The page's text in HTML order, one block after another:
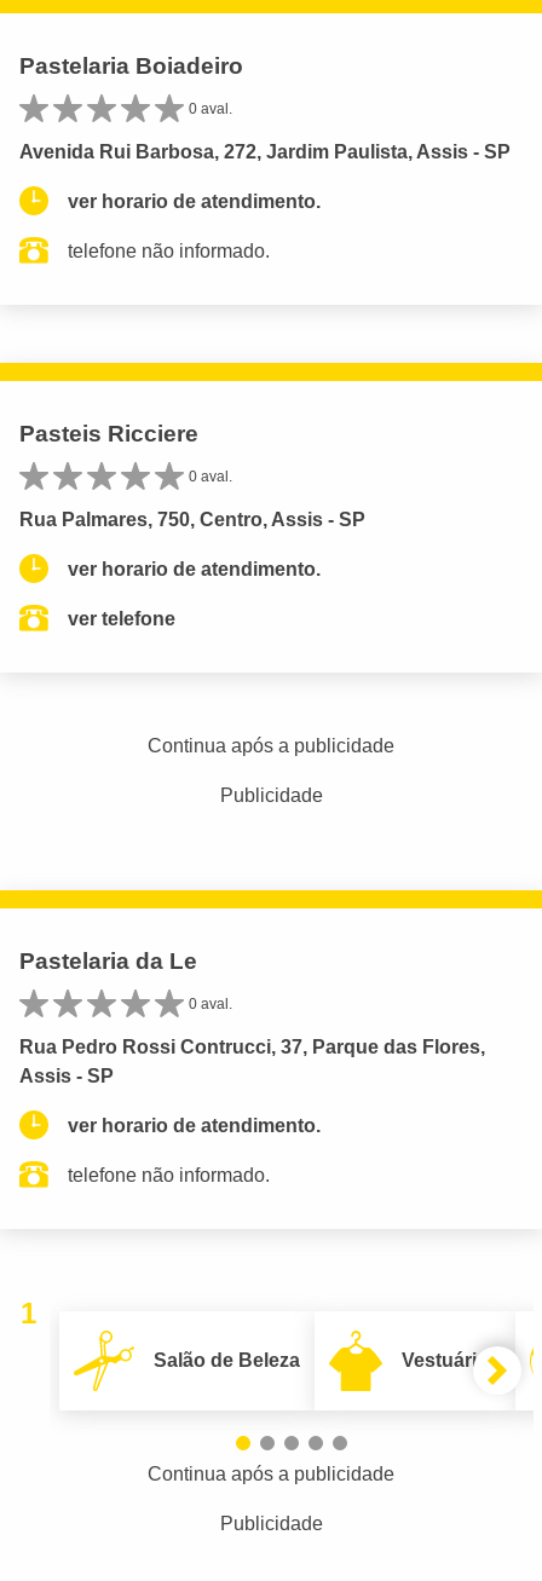
Pastelaria Boiadeiro
0 aval.
Avenida Rui Barbosa, 272, Jardim Paulista, Assis - SP
ver horario de atendimento.
telefone não informado.
Pasteis Ricciere
0 aval.
Rua Palmares, 750, Centro, Assis - SP
ver horario de atendimento.
ver telefone
Continua após a publicidade
Publicidade
Pastelaria da Le
0 aval.
Rua Pedro Rossi Contrucci, 37, Parque das Flores,
Assis - SP
ver horario de atendimento.
telefone não informado.
1
Salão de Beleza Vestuário
Continua após a publicidade
Publicidade